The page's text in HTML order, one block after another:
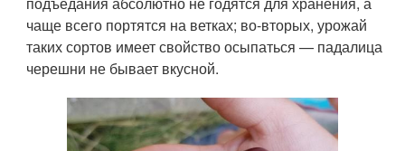
чаще всего портятся на ветках; во-вторых, урожай
таких сортов имеет свойство осыпаться — падалица
черешни не бывает вкусной.